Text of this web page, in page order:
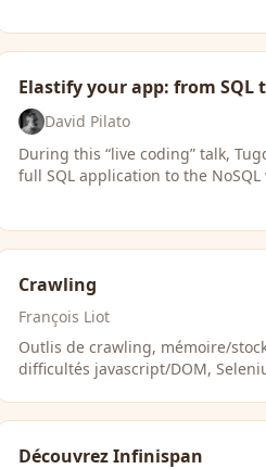
Elastify your app: from SQL
David Pilato
During this “live coding” talk,
full SQL application to the
Crawling
François Liot
Outlis de crawling, mémoire/
difficultés javascript/DOM,
Découvrez Infinispan